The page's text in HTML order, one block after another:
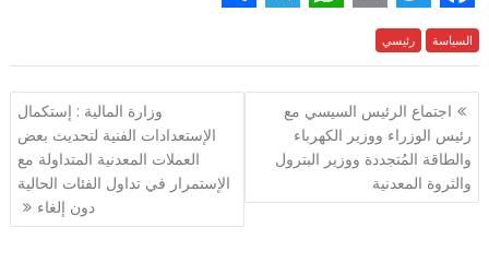
F
a
c
e
b
o
T
w
i
t
t
e
E
m
a
i
l
h
a
t
s
A
e
l
e
g
r
h
a
السياسة رئيسي
تصفّح
المقالات
اجتماع الرئيس السيسي مع
رئيس الوزراء ووزير الكهرباء
والطاقة المُتجددة ووزير البترول
والثروة المعدنية
وزارة المالية : إستكمال
الإستعدادات الفنية لتحديث بعض
العملات المعدنية المتداولة مع
الإستمرار في تداول الفئات الحالية
دون إلغاء